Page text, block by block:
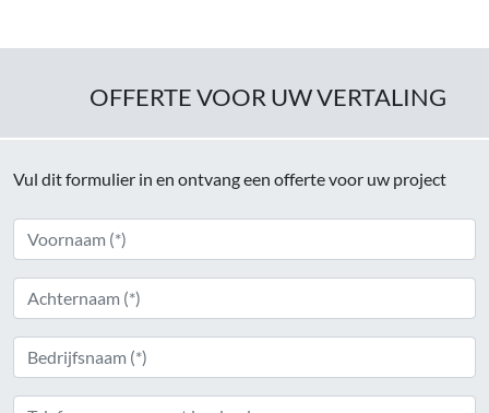
OFFERTE VOOR UW VERTALING
Vul dit formulier in en ontvang een offerte voor uw project